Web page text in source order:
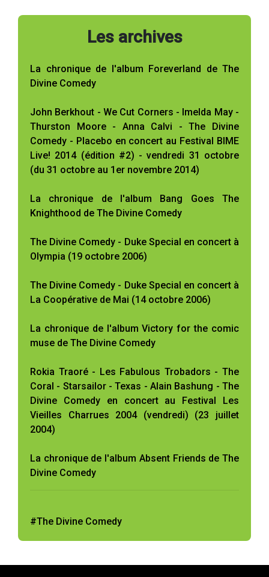
Les archives
La chronique de l'album Foreverland de The
Divine Comedy
John Berkhout - We Cut Corners - Imelda May -
Thurston Moore - Anna Calvi - The Divine
Comedy - Placebo en concert au Festival BIME
Live! 2014 (édition #2) - vendredi 31 octobre
(du 31 octobre au 1er novembre 2014)
La chronique de l'album Bang Goes The
Knighthood de The Divine Comedy
The Divine Comedy - Duke Special en concert à
Olympia (19 octobre 2006)
The Divine Comedy - Duke Special en concert à
La Coopérative de Mai (14 octobre 2006)
La chronique de l'album Victory for the comic
muse de The Divine Comedy
Rokia Traoré - Les Fabulous Trobadors - The
Coral - Starsailor - Texas - Alain Bashung - The
Divine Comedy en concert au Festival Les
Vieilles Charrues 2004 (vendredi) (23 juillet
2004)
La chronique de l'album Absent Friends de The
Divine Comedy
#The Divine Comedy